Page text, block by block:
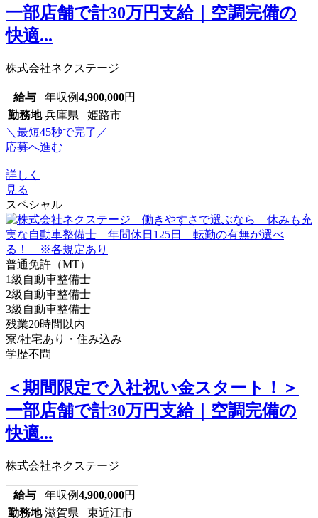
一部店舗で計30万円支給｜空調完備の
快適...
株式会社ネクステージ
給与 年収例4,900,000円
勤務地 兵庫県 姫路市
＼最短45秒で完了／
応募へ進む
詳しく
見る
スペシャル
普通免許（MT）
1級自動車整備士
2級自動車整備士
3級自動車整備士
残業20時間以内
寮/社宅あり・住み込み
学歴不問
＜期間限定で入社祝い金スタート！＞
一部店舗で計30万円支給｜空調完備の
快適...
株式会社ネクステージ
給与 年収例4,900,000円
勤務地 滋賀県 東近江市